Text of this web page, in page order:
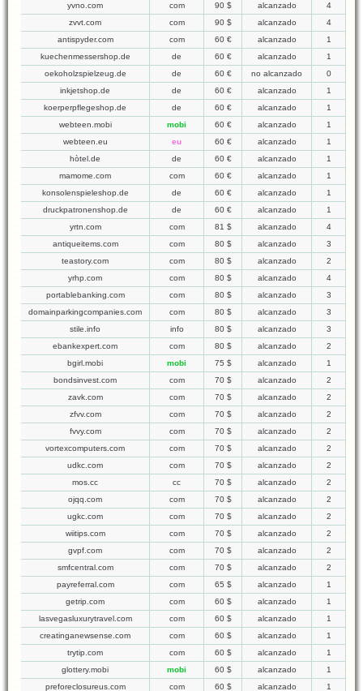
yvno.com
com 90 $ alcanzado
4
zvvt.com
com 90 $ alcanzado
4
antispyder.com
com 60 € alcanzado
1
kuechenmessershop.de
de 60 € alcanzado
1
oekoholzspielzeug.de
de 60 € no alcanzado
0
inkjetshop.de
de 60 € alcanzado
1
koerperpflegeshop.de
de 60 € alcanzado
1
webteen.mobi
mobi 60 € alcanzado
1
webteen.eu
eu 60 € alcanzado
1
hòtel.de
de 60 € alcanzado
1
mamome.com
com 60 € alcanzado
1
konsolenspieleshop.de
de 60 € alcanzado
1
druckpatronenshop.de
de 60 € alcanzado
1
yrtn.com
com 81 $ alcanzado
4
antiqueitems.com
com 80 $ alcanzado
3
teastory.com
com 80 $ alcanzado
2
yrhp.com
com 80 $ alcanzado
4
portablebanking.com
com 80 $ alcanzado
3
domainparkingcompanies.com
com 80 $ alcanzado
3
stile.info
info 80 $ alcanzado
3
ebankexpert.com
com 80 $ alcanzado
2
bgirl.mobi
mobi 75 $ alcanzado
1
bondsinvest.com
com 70 $ alcanzado
2
zavk.com
com 70 $ alcanzado
2
zfvv.com
com 70 $ alcanzado
2
fvvy.com
com 70 $ alcanzado
2
vortexcomputers.com
com 70 $ alcanzado
2
udkc.com
com 70 $ alcanzado
2
mos.cc
cc 70 $ alcanzado
2
ojqq.com
com 70 $ alcanzado
2
ugkc.com
com 70 $ alcanzado
2
wiitips.com
com 70 $ alcanzado
2
gvpf.com
com 70 $ alcanzado
2
smfcentral.com
com 70 $ alcanzado
2
payreferral.com
com 65 $ alcanzado
1
getrip.com
com 60 $ alcanzado
1
lasvegasluxurytravel.com
com 60 $ alcanzado
1
creatinganewsense.com
com 60 $ alcanzado
1
trytip.com
com 60 $ alcanzado
1
glottery.mobi
mobi 60 $ alcanzado
1
preforeclosureus.com
com 60 $ alcanzado 1